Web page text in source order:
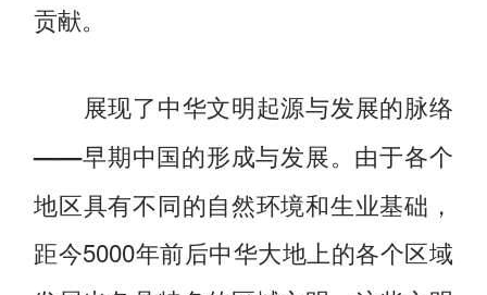
贡献。
展现了中华文明起源与发展的脉络
——早期中国的形成与发展。 由于各个
地区具有不同的自然环境和生业基础，
距今5000年前后中华大地上的各个区域